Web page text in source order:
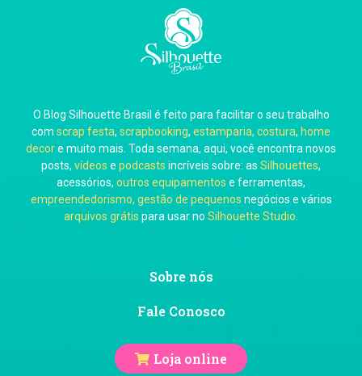
Carla Eschberger
Carol Pessoa
Ju Mirthes
O Blog Silhouette Brasil é feito para facilitar o seu trabalho
com scrap festa, scrapbooking, estamparia, costura, home
decore muito mais. Toda semana, aqui, você encontra novos
posts, vídeos e podcasts incríveis sobre: as Silhouettes,
acessórios, outros equipamentos e ferramentas,
empreendedorismo, gestão de pequenos negócios e vários
arquivos grátis para usar no Silhouette Studio
Sobre nós
Fale Conosco
Loja online